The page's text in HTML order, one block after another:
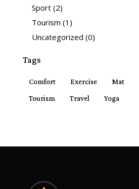
Sport (2)
Tourism (1)
Uncategorized (0)
Tags
Comfort Exercise Mat
Tourism Travel Yoga